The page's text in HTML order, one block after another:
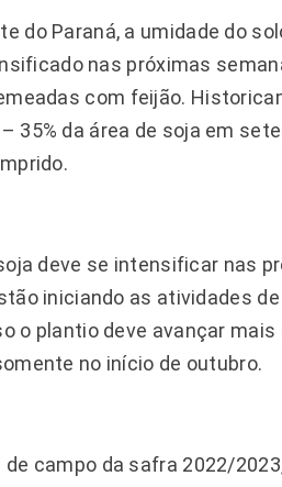
do Paraná, a umidade do
nas próximas
com feijão.
35% da área de soja em
deve se intensificar nas
iniciando as atividades
o plantio deve avançar mais
no início de outubro.
campo da safra 2022/